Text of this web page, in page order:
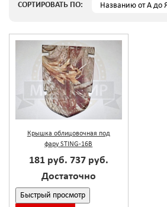
СОРТИРОВАТЬ ПО:
Крышка облицовочная под
фару STING-16B
181 руб. 737 руб.
Достаточно
Быстрый просмотр